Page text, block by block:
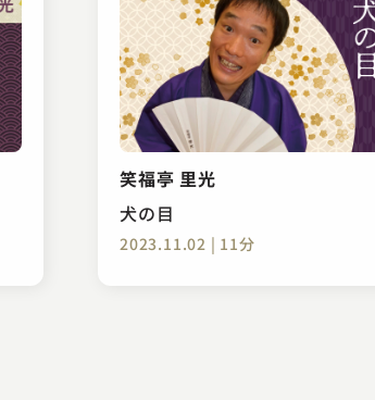
笑福亭 里光
犬の目
2023.11.02 | 11分